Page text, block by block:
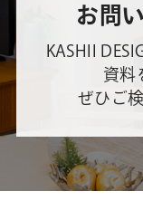
お問
KASHII
資料
ぜひご